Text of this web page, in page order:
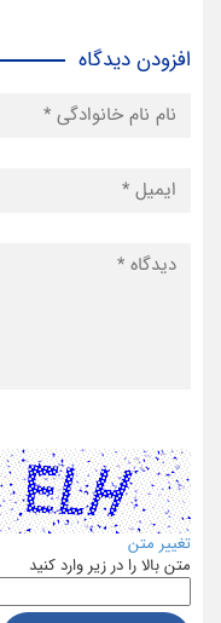
افزودن دیدگاه
تغییر متن
متن بالا را در زیر وارد کنید